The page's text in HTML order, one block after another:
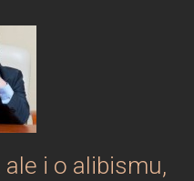
ale i o alibismu,